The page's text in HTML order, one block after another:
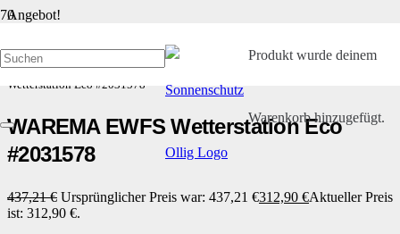
Produktwurde deinem
Warenkorb hinzugefügt.
Angebot!
Start/Kleinteile und Ersatzteile/
Wetterstation Eco #2031578
WAREMA EWFS Wetterstation Eco
#2031578
437,21€ Ursprünglicher Preis war: 437,21 €312,90 €Aktueller Preis
ist: 312,90 €.